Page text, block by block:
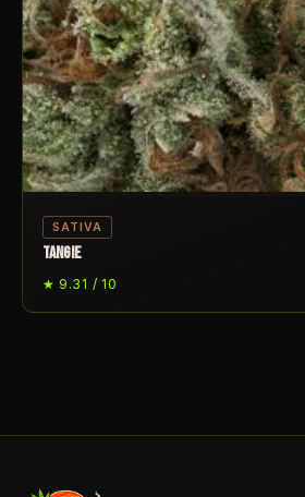
SATIVA
TANGIE
★ 9.31 / 10